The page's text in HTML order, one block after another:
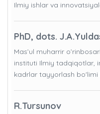
Ilmiy ishlar va
PhD, dots.
Mas’ul muharrir
instituti Ilmiy tadqiqotlar,
kadrlar tayyorlash bo'limi
R.Tursunov